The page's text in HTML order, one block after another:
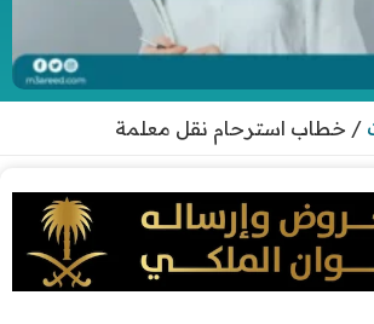
/ خطاب استرحام نقل معلمة